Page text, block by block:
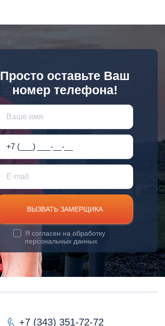
Просто оставьте Ваш
номер телефона!
ВЫЗВАТЬ ЗАМЕРЩИКА
Я согласен на обработку
персональных данных
+7 (343) 351-72-72